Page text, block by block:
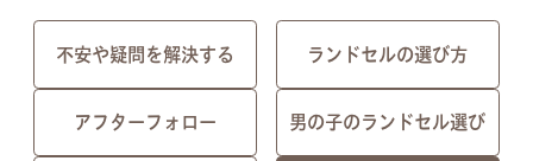
不安や疑問を解決する ランドセルの選び方
アフターフォロー 男の子のランドセル選び